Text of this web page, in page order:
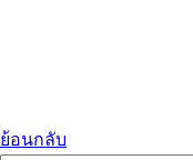
ย้อนกลับ